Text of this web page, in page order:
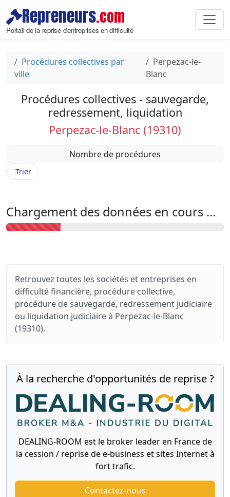
Repreneurs.com
Portail de la reprise d'entreprises en difficulté
Procédures collectives par
ville
Perpezac-le-
Blanc
Procédures collectives - sauvegarde,
redressement, liquidation
Perpezac-le-Blanc (19310)
Nombre de procédures
Trier
Chargement des données en cours ...
Retrouvez toutes les sociétés et entreprises en
difficulté financière, procédure collective,
procédure de sauvegarde, redressement judiciaire
ou liquidation judiciaire à Perpezac-le-Blanc
(19310).
À la recherche d'opportunités de reprise ?
DEALING-ROOM est le broker leader en France de
la cession / reprise de e-business et sites Internet à
fort trafic.
Contactez-nous